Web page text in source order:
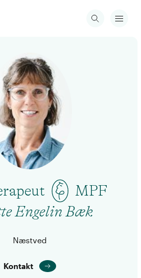
MPF
Engelin Bæk
Næstved
Kontakt